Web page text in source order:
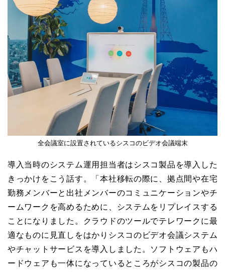
全会議室に設置されているシスコのビデオ会議端末
導入当時のシステム運用担当者はシスコ製品を導入した
きっかけをこう話す。「本社移転の際に、拠点間や在宅
勤務メンバーと出社メンバーのコミュニケーションやチ
ームワークを高めるために、システムをリプレイスする
ことになりました。クラウドのツールでテレワークに最
適なものに見直しをはかりシスコのビデオ会議システム
やチャットサービスを導入しました。ソフトウェアもハ
ードウェアも一体になっているところがシスコの製品の